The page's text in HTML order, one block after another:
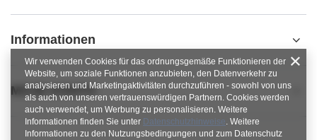
Informationen
MOJE KONTO
Wir verwenden Cookies für das ordnungsgemäße Funktionieren der
Website, um soziale Funktionen anzubieten, den Datenverkehr zu
analysieren und Marketingaktivitäten durchzuführen - sowohl von uns
als auch von unseren vertrauenswürdigen Partnern. Cookies werden
auch verwendet, um Werbung zu personalisieren. Weitere
Informationen finden Sie unter Datenschutzhinweise. Weitere
Informationen zu den Nutzungsbedingungen und zum Datenschutz